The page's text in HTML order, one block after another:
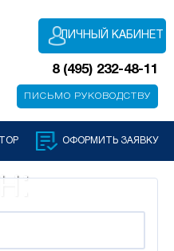
8 (495) 232-48-11
ЛИЧНЫЙ КАБИНЕТ
ПИСЬМО РУКОВОДСТВУ
ОФОРМИТЬ ЗАЯВКУ
и